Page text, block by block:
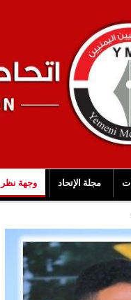
مجلة الإتحاد وجهة نظر